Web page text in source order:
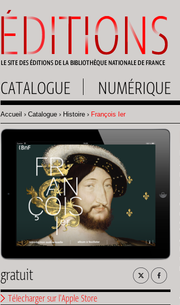
CATALOGUE NUMÉRIQUE
Fil
d'Ariane
Accueil Catalogue Histoire François Ier
gratuit
Télecharger sur l'Apple Store